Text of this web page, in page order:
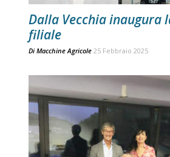
Dalla Vecchia inaugura
filiale
Di Macchine Agricole 25 Febbraio 2025